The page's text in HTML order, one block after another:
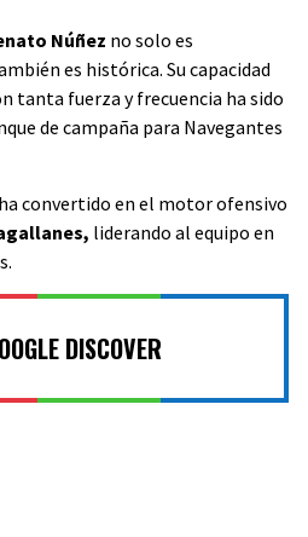
Núñez no solo es
es histórica. Su capacidad
tanta fuerza y frecuencia ha sido
de campaña para Navegantes
convertido en el motor ofensivo
liderando al equipo en
DISCOVER